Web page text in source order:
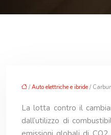
/ Auto elettriche e ibride /
La lotta contro il
dall’utilizzo di